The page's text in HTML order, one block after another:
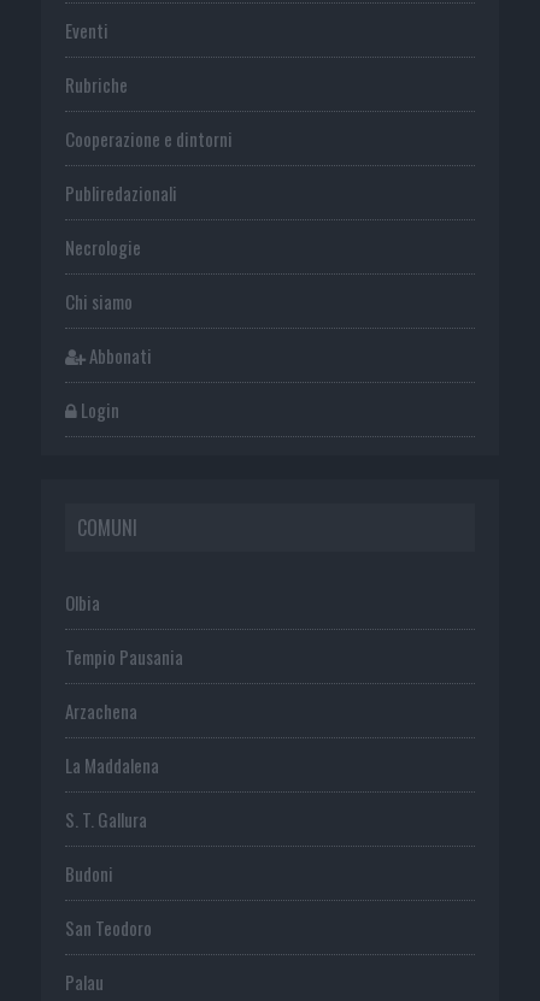
Eventi
Rubriche
Cooperazione e dintorni
Publiredazionali
Necrologie
Chi siamo
Abbonati
Login
COMUNI
Olbia
Tempio Pausania
Arzachena
La Maddalena
S. T. Gallura
Budoni
San Teodoro
Palau